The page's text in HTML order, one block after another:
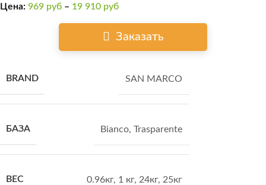
Цена: 969 руб – 19 910 руб
Заказать
BRAND SAN MARCO
БАЗА Bianco, Trasparente
ВЕС 0.96кг, 1 кг, 24кг, 25кг